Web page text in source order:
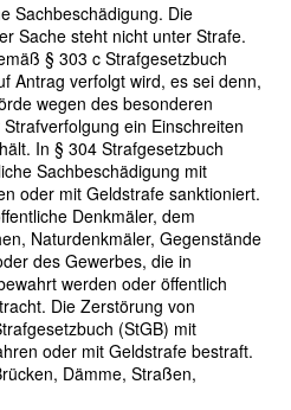
Sachbeschädigung. Die
Sache steht nicht unter Strafe.
§ 303 c Strafgesetzbuch
Antrag verfolgt wird, es sei denn,
wegen des besonderen
ein Einschreiten
In § 304 Strafgesetzbuch
Sachbeschädigung mit
oder mit Geldstrafe sanktioniert.
Denkmäler, dem
Naturdenkmäler, Gegenstände
des Gewerbes, die in
werden oder öffentlich
Die Zerstörung von
(StGB) mit
oder mit Geldstrafe bestraft.
Dämme, Straßen,